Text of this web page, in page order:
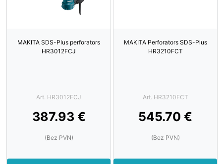
MAKITA SDS-Plus perforators
HR3012FCJ
Art. HR3012FCJ
387.93 €
(Bez PVN)
MAKITA Perforators SDS-Plus
HR3210FCT
Art. HR3210FCT
545.70 €
(Bez PVN)